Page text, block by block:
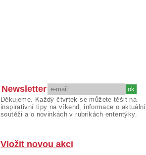
Newsletter
Děkujeme. Každý čtvrtek se můžete těšit na
inspirativní tipy na víkend, informace o aktuální
soutěži a o novinkách v rubrikách ententýky.
Vložit novou akci